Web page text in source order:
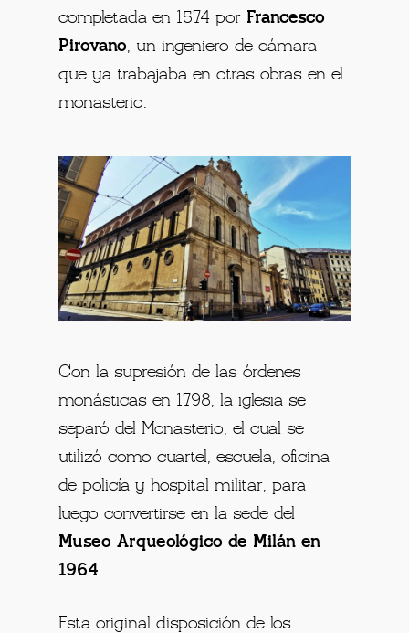
completada en 1574 por Francesco
Pirovano, un ingeniero de cámara
que ya trabajaba en otras obras en el
monasterio.
Con la supresión de las órdenes
monásticas en 1798, la iglesia se
separó del Monasterio, el cual se
utilizó como cuartel, escuela, oficina
de policía y hospital militar, para
luego convertirse en la sede del
Museo Arqueológico de Milán en
1964.
Esta original disposición de los